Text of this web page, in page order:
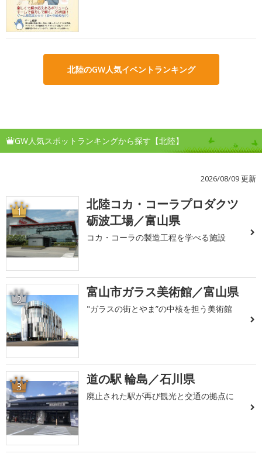
北陸のGW人気イベントランキング
GW人気スポットランキングから探す【北陸】
2026/08/09 更新
1
北陸コカ・コーラプロダクツ
砺波工場／富山県
コカ・コーラの製造工程を学べる施設
2 富山市ガラス美術館／富山県
"ガラスの街とやま”の中核を担う美術館
3 道の駅 輪島／石川県
廃止された駅が再び観光と交通の拠点に